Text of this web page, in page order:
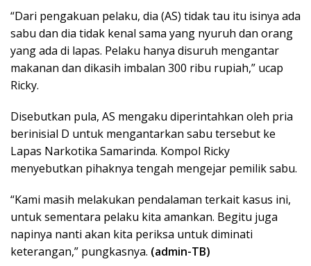
“Dari pengakuan pelaku, dia (AS) tidak tau itu isinya ada
sabu dan dia tidak kenal sama yang nyuruh dan orang
yang ada di lapas. Pelaku hanya disuruh mengantar
makanan dan dikasih imbalan 300 ribu rupiah,” ucap
Ricky.
Disebutkan pula, AS mengaku diperintahkan oleh pria
berinisial D untuk mengantarkan sabu tersebut ke
Lapas Narkotika Samarinda. Kompol Ricky
menyebutkan pihaknya tengah mengejar pemilik sabu.
“Kami masih melakukan pendalaman terkait kasus ini,
untuk sementara pelaku kita amankan. Begitu juga
napinya nanti akan kita periksa untuk diminati
keterangan,” pungkasnya. (admin-TB)